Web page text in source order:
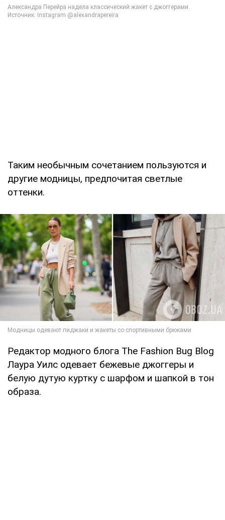
Таким необычным сочетанием пользуются и
другие модницы, предпочитая светлые
оттенки.
Редактор модного блога The Fashion Bug Blog
Лаура Уилс одевает бежевые джоггеры и
белую дутую куртку с шарфом и шапкой в тон
образа.